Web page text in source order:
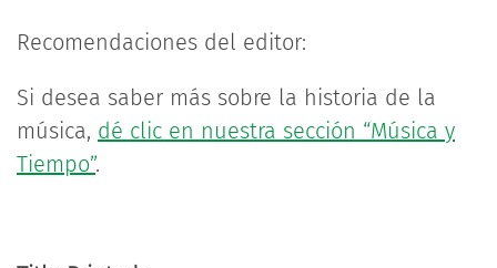
Recomendaciones del editor:
Si desea saber más sobre la historia de la
música, dé clic en nuestra sección “Música y
Tiempo”.